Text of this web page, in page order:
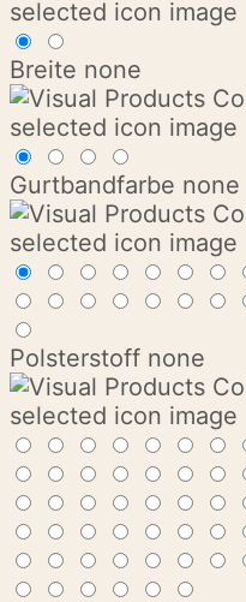
Breite none
Gurtbandfarbe none
Polsterstoff none